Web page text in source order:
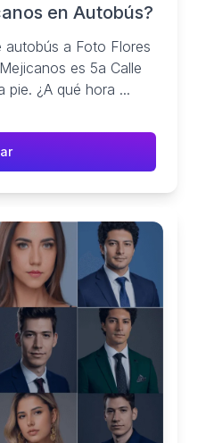
en Autobús?
autobús a Foto Flores
es 5a Calle
pie. ¿A qué hora ...